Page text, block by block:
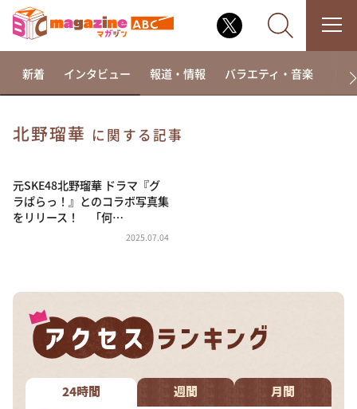
相席食堂
これ余談なんですけど・・・
～人生密着トークバラエティ！～ やすとものいたっ
河合＆A.B.C-Z塚田×福井アナ「なんでやねん！？」
（news おかえり）
DAIGOも台所 ～きょうの献立 何にする？～
本日はダイアンなり！シーズン２
新着 インタビュー 報道・情報 バラエティ・音楽 ド
北野瑠華 に関する記事
元SKE48北野瑠華 ドラマ『グ
ラぱらっ！』とのコラボ写真集
をリリース！ 「何…
2025.07.04
24時間 週間 月間